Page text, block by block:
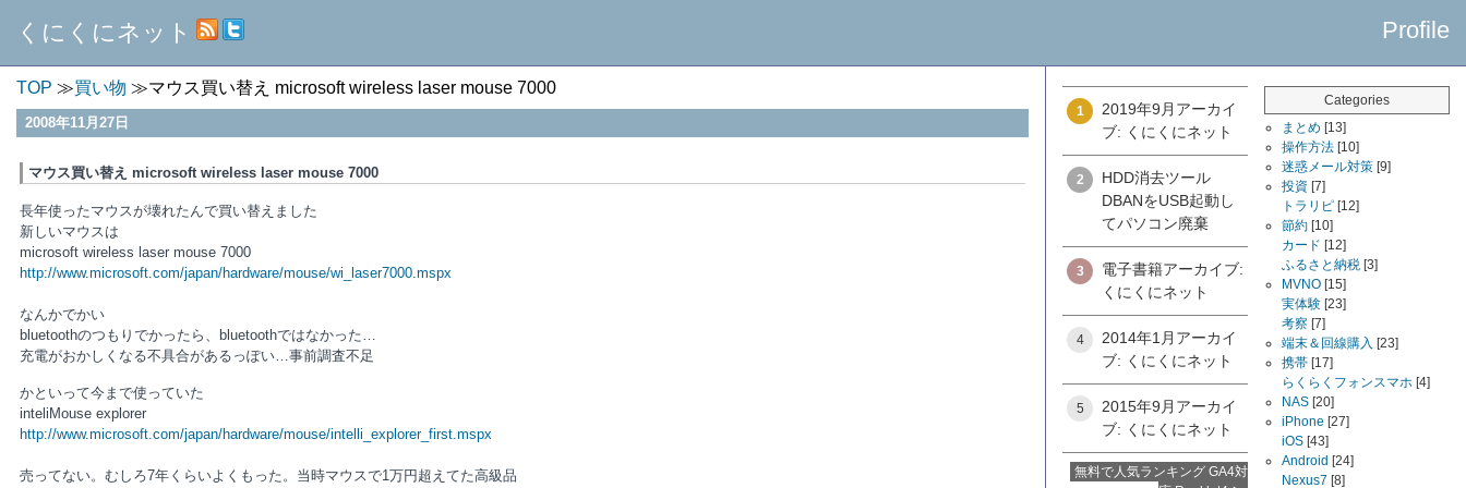
くにくにネット Profile
TOP 買い物 マウス買い替え microsoft wireless laser mouse 7000
2008年11月27日
マウス買い替え microsoft wireless laser mouse 7000
長年使ったマウスが壊れたんで買い替えました
新しいマウスは
microsoft wireless laser mouse 7000
http://www.microsoft.com/japan/hardware/mouse/wi_laser7000.mspx
なんかでかい
bluetoothのつもりでかったら、bluetoothではなかった…
充電がおかしくなる不具合があるっぽい…事前調査不足
かといって今まで使っていた
inteliMouse explorer
http://www.microsoft.com/japan/hardware/mouse/intelli_explorer_first.mspx
売ってない。むしろ7年くらいよくもった。当時マウスで1万円超えてた高級品
1
2019年9月アーカイ
ブ: くにくにネット
2
HDD消去ツール
DBANをUSB起動し
てパソコン廃棄
3
電子書籍アーカイブ:
くにくにネット
4
2014年1月アーカイ
ブ: くにくにネット
5
2015年9月アーカイ
ブ: くにくにネット
無料で人気ランキング GA4対
Categories
まとめ [13]
操作方法 [10]
迷惑メール対策 [9]
投資 [7]
トラリピ [12]
節約 [10]
カード [12]
ふるさと納税 [3]
MVNO [15]
実体験 [23]
考察 [7]
端末＆回線購入 [23]
携帯 [17]
らくらくフォンスマホ [4]
NAS [20]
iPhone [27]
iOS [43]
Android [24]
Nexus7 [8]